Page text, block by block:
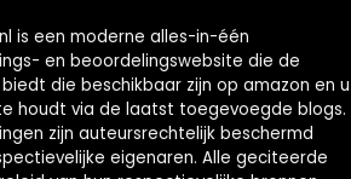
is een moderne alles-in-één
en beoordelingswebsite die de
die beschikbaar zijn op amazon en u
houdt via de laatst toegevoegde blogs.
zijn auteursrechtelijk beschermd
eigenaren. Alle geciteerde